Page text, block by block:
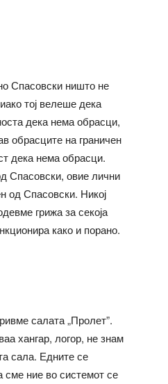
Спасовски ништо не
тој велеше дека
дека нема обрасци,
обрасците на граничен
дека нема обрасци.
Спасовски, овие лични
од Спасовски. Никој
грижа за секоја
како и порано.
салата „Пролет”.
хангар, логор, не знам
сала. Едните се
сме ние во системот се